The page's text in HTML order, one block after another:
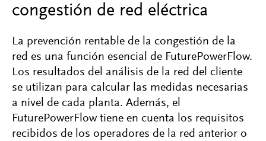
congestión de red eléctrica
La prevención rentable de la congestión de la
red es una función esencial de FuturePowerFlow.
Los resultados del análisis de la red del cliente
se utilizan para calcular las medidas necesarias
a nivel de cada planta. Además, el
FuturePowerFlow tiene en cuenta los requisitos
recibidos de los operadores de la red anterior o